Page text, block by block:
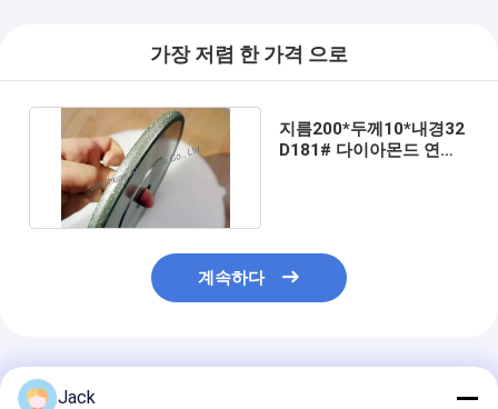
가장 저렴 한 가격 으로
지름200*두께10*내경32
D181# 다이아몬드 연삭
계속하다
추천된 제품
Jack